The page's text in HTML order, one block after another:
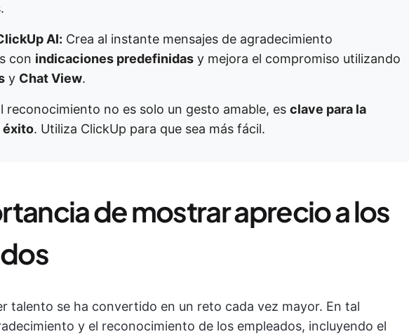
AI: Crea al instante mensajes de agradecimiento
con indicaciones predefinidas y mejora el compromiso utilizando
y Chat View.
reconocimiento no es solo un gesto amable, es clave para la
éxito. Utiliza ClickUp para que sea más fácil.
de mostrar aprecio a los
talento se ha convertido en un reto cada vez mayor. En tal
y el reconocimiento de los empleados, incluyendo el